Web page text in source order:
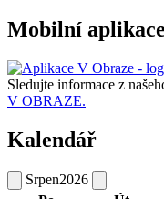
Mobilní aplikace
Sledujte informace z
V OBRAZE.
Kalendář
Srpen2026